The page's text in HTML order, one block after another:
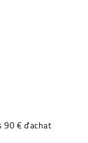
90 € d'achat